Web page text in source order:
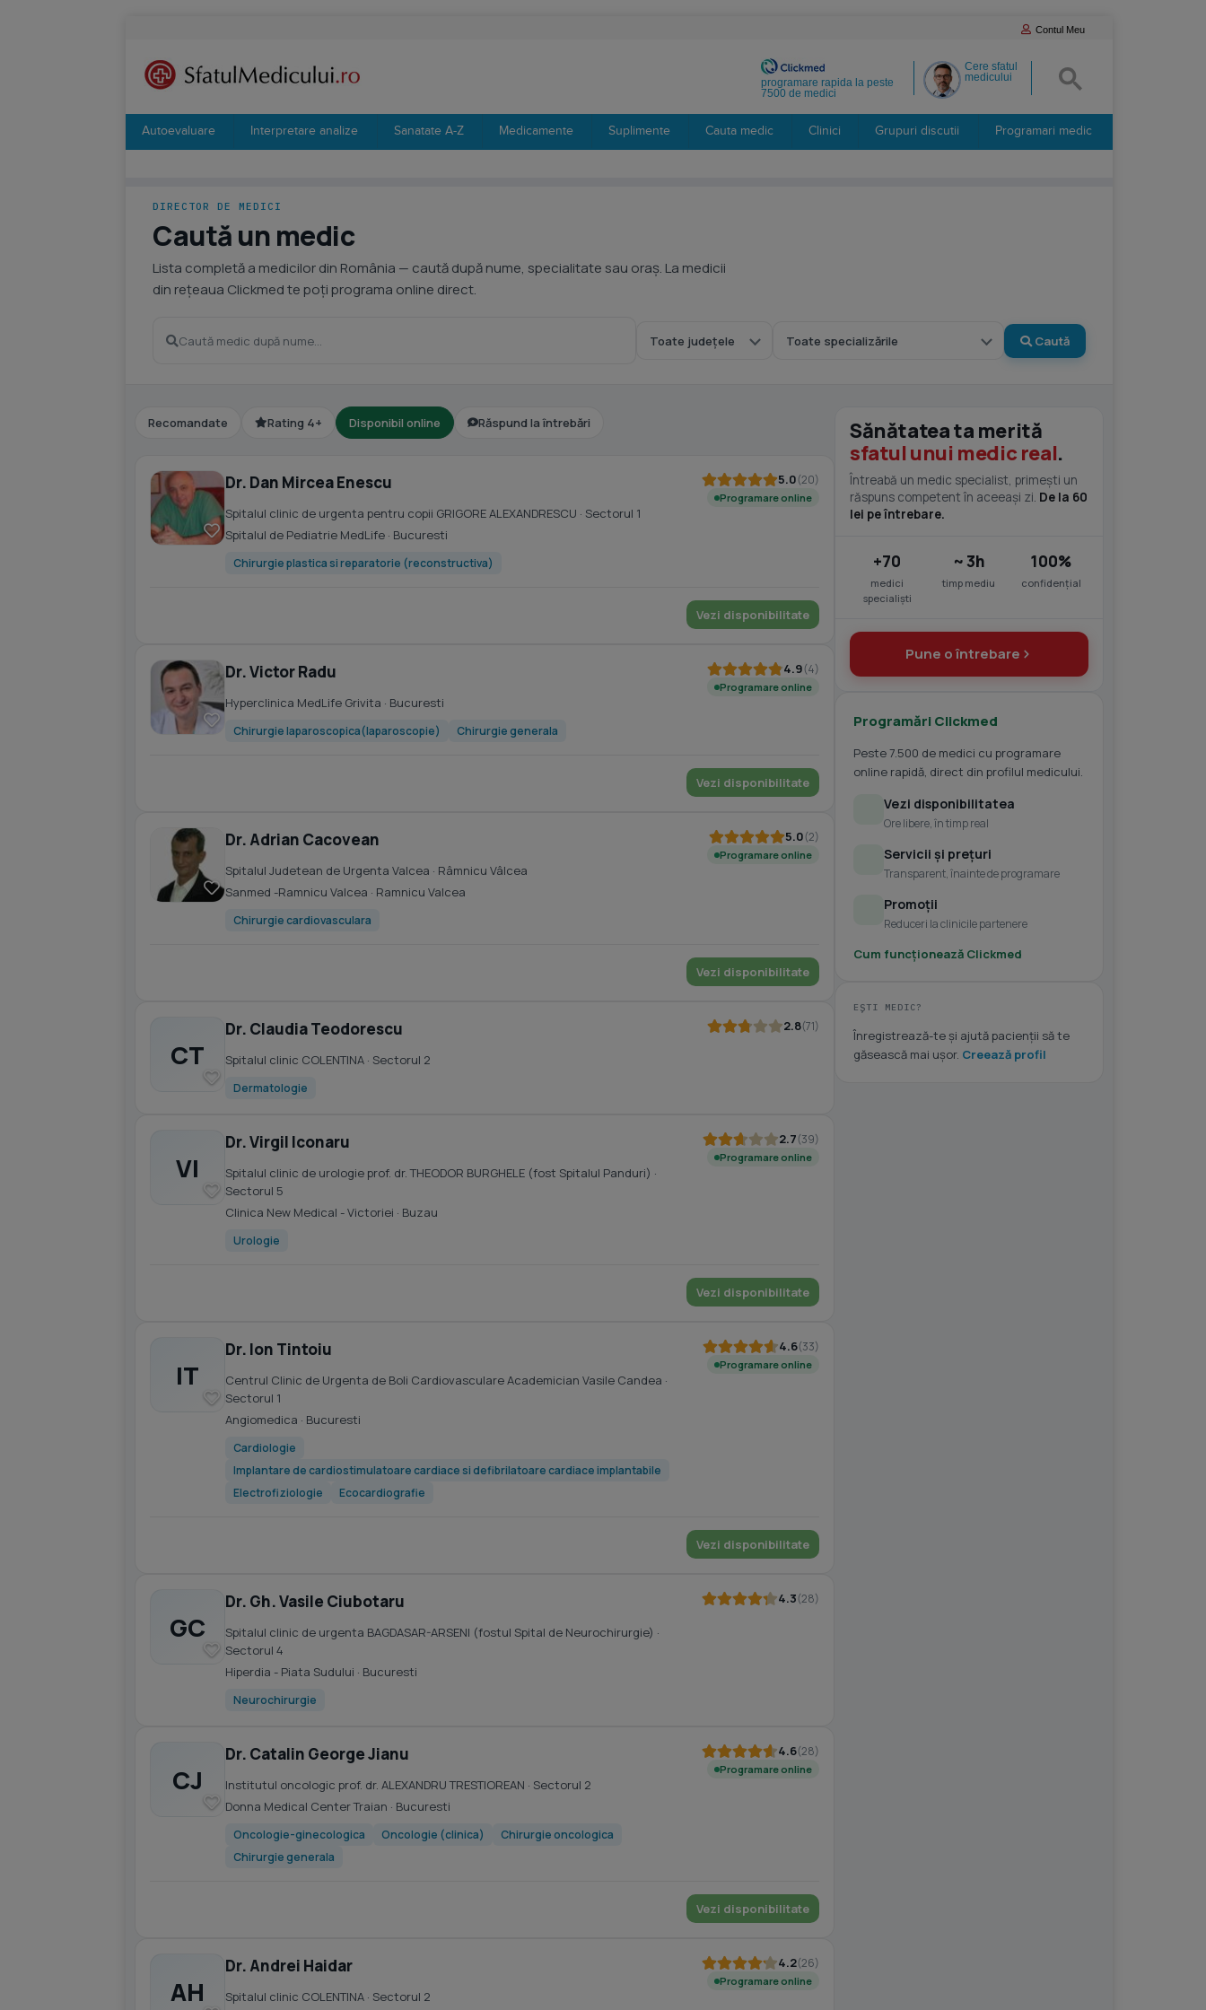
Contul Meu
Cere sfatul
medicului
programare rapida la peste
7500 de medici
Autoevaluare Interpretare analize Sanatate A-Z Medicamente Suplimente Cauta medic Clinici Grupuri discutii Programari medic
DIRECTOR DE MEDICI
Caută un medic
Lista completă a medicilor din România — caută după nume, specialitate sau oraș. La medicii
din rețeaua Clickmed te poți programa online direct.
Caută
Recomandate Rating 4+ Disponibil online Răspund la întrebări
Dr. Dan Mircea Enescu
Spitalul clinic de urgenta pentru copii GRIGORE ALEXANDRESCU · Sectorul 1
Spitalul de Pediatrie MedLife · Bucuresti
Chirurgie plastica si reparatorie (reconstructiva)
5.0(20)
Programare online
Vezi disponibilitate
Dr. Victor Radu
Hyperclinica MedLife Grivita · Bucuresti
Chirurgie laparoscopica(laparoscopie) Chirurgie generala
4.9(4)
Programare online
Vezi disponibilitate
Dr. Adrian Cacovean
Spitalul Judetean de Urgenta Valcea · Râmnicu Vâlcea
Sanmed -Ramnicu Valcea · Ramnicu Valcea
Chirurgie cardiovasculara
5.0(2)
Programare online
Vezi disponibilitate
CT
Dr. Claudia Teodorescu
Spitalul clinic COLENTINA · Sectorul 2
Dermatologie
2.8(71)
VI
Dr. Virgil Iconaru
Spitalul clinic de urologie prof. dr. THEODOR BURGHELE (fost Spitalul Panduri) ·
Sectorul 5
Clinica New Medical - Victoriei · Buzau
Urologie
2.7(39)
Programare online
Vezi disponibilitate
IT
Dr. Ion Tintoiu
Centrul Clinic de Urgenta de Boli Cardiovasculare Academician Vasile Candea ·
Sectorul 1
Angiomedica · Bucuresti
Cardiologie
Implantare de cardiostimulatoare cardiace si defibrilatoare cardiace implantabile
Electrofiziologie
Ecocardiografie
4.6(33)
Programare online
Vezi disponibilitate
GC
Dr. Gh. Vasile Ciubotaru
Spitalul clinic de urgenta BAGDASAR-ARSENI (fostul Spital de Neurochirurgie) ·
Sectorul 4
Hiperdia - Piata Sudului · Bucuresti
Neurochirurgie
4.3(28)
CJ
Dr. Catalin George Jianu
Institutul oncologic prof. dr. ALEXANDRU TRESTIOREAN · Sectorul 2
Donna Medical Center Traian · Bucuresti
Oncologie-ginecologica Oncologie (clinica)
Chirurgie oncologica
Chirurgie generala
4.6(28)
Programare online
Vezi disponibilitate
AH
Dr. Andrei Haidar
Spitalul clinic COLENTINA · Sectorul 2
4.2(26)
Programare online
Sănătatea ta merită
sfatul unui medic real.
Întreabă un medic specialist, primești un
răspuns competent în aceeași zi. De la 60
lei pe întrebare.
+70
medici
specialiști
~ 3h
timp mediu
100%
confidențial
Pune o întrebare
Programări Clickmed
Peste 7.500 de medici cu programare
online rapidă, direct din profilul medicului.
Vezi disponibilitatea
Ore libere, în timp real
Servicii și prețuri
Transparent, înainte de programare
Promoții
Reduceri la clinicile partenere
Cum funcționează Clickmed
EȘTI MEDIC?
Înregistrează-te și ajută pacienții să te
găsească mai ușor. Creează profil